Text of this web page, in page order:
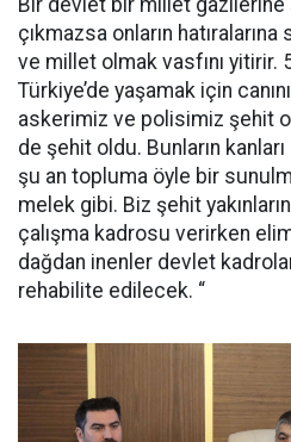
Bir devlet bir millet
çıkmazsa onların
ve millet olmak vasfını
Türkiye’de yaşamak için
askerimiz ve polisimiz şehit
de şehit oldu. Bunların
şu an topluma öyle bir
melek gibi. Biz şehit
çalışma kadrosu verirken
dağdan inenler devlet
rehabilite edilecek. “